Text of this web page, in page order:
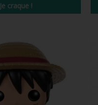
Je craque !